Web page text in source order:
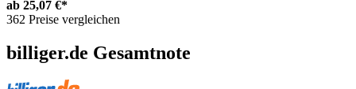
ab 25,07 €*
362 Preise vergleichen
billiger.de Gesamtnote